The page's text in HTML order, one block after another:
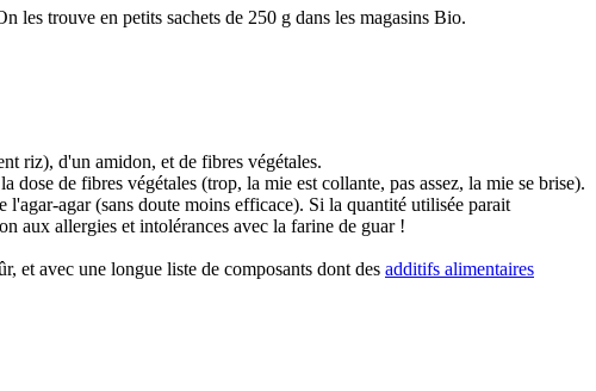
les trouve en petits sachets de 250 g dans les magasins Bio.
riz), d'un amidon, et de fibres végétales.
de fibres végétales (trop, la mie est collante, pas assez, la mie se brise).
agar (sans doute moins efficace). Si la quantité utilisée parait
aux allergies et intolérances avec la farine de guar !
et avec une longue liste de composants dont des additifs alimentaires